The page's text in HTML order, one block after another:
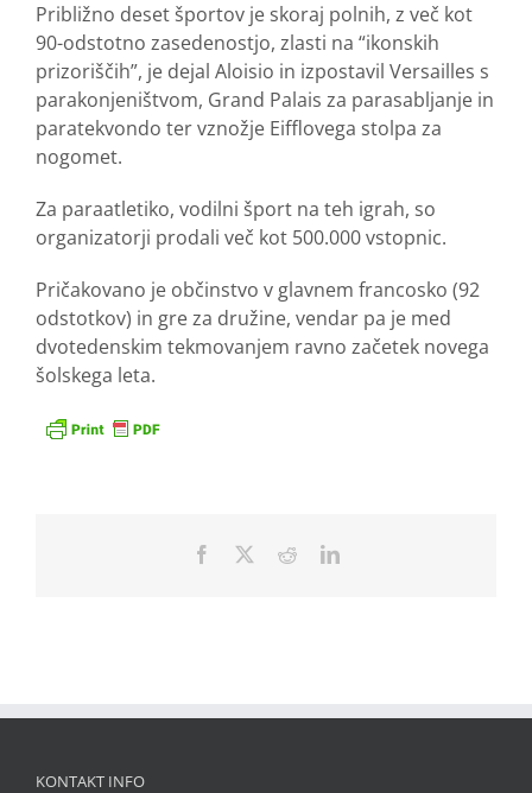
Približno deset športov je skoraj polnih, z več kot
90-odstotno zasedenostjo, zlasti na “ikonskih
prizoriščih”, je dejal Aloisio in izpostavil Versailles s
parakonjeništvom, Grand Palais za parasabljanje in
paratekvondo ter vznožje Eifflovega stolpa za
nogomet.
Za paraatletiko, vodilni šport na teh igrah, so
organizatorji prodali več kot 500.000 vstopnic.
Pričakovano je občinstvo v glavnem francosko (92
odstotkov) in gre za družine, vendar pa je med
dvotedenskim tekmovanjem ravno začetek novega
šolskega leta.
Facebook RedditLinkedIn
KONTAKT INFO